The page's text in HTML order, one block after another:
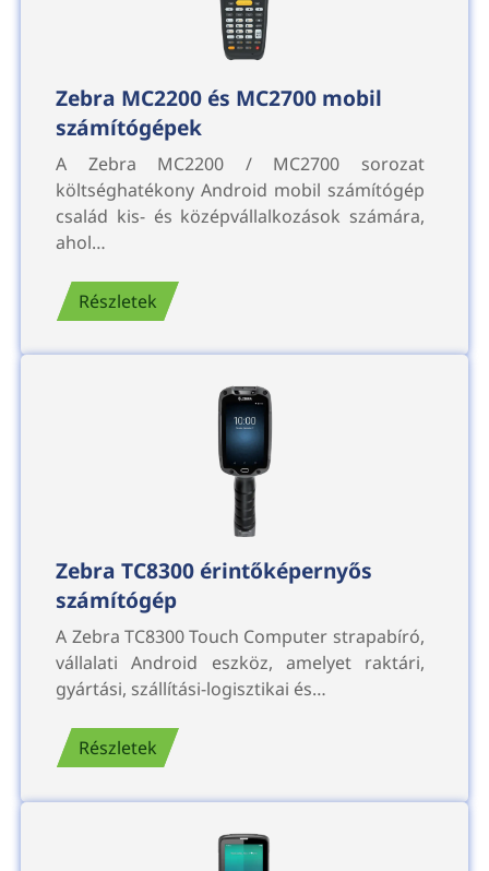
Zebra MC2200 és MC2700 mobil
számítógépek
A Zebra MC2200 / MC2700 sorozat
költséghatékony Android mobil számítógép
család kis- és középvállalkozások számára,
ahol…
Részletek
Zebra TC8300 érintőképernyős
számítógép
A Zebra TC8300 Touch Computer strapabíró,
vállalati Android eszköz, amelyet raktári,
gyártási, szállítási-logisztikai és…
Részletek